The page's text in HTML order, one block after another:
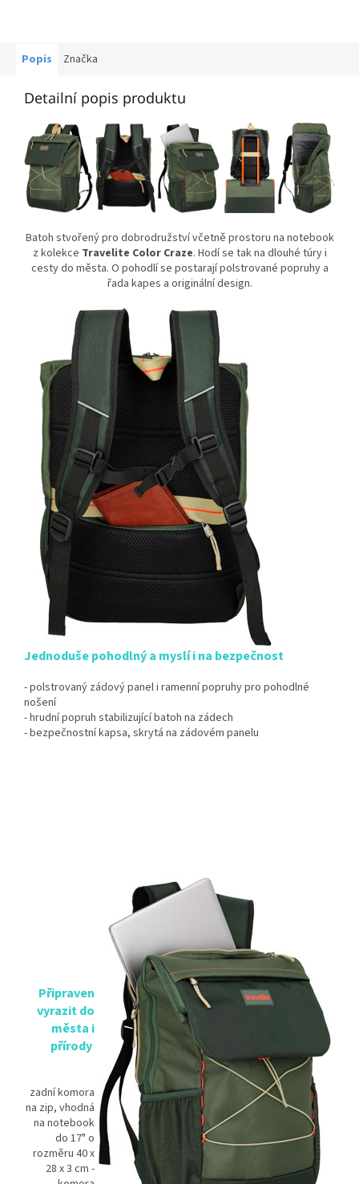
Popis Značka
Detailní popis produktu
Batoh stvořený pro dobrodružství včetně prostoru na notebook
z kolekce Travelite Color Craze. Hodí se tak na dlouhé túry i
cesty do města. O pohodlí se postarají polstrované popruhy a
řada kapes a originální design.
Jednoduše pohodlný a myslí i na bezpečnost
- polstrovaný zádový panel i ramenní popruhy pro pohodlné
nošení
- hrudní popruh stabilizující batoh na zádech
- bezpečnostní kapsa, skrytá na zádovém panelu
Připraven
vyrazit do
města i
přírody
zadní komora
na zip, vhodná
na notebook
do 17" o
rozměru 40 x
28 x 3 cm -